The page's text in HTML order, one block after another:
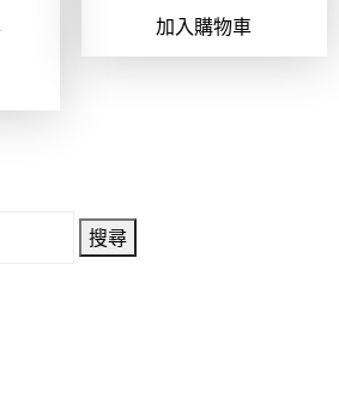
加入購物車
搜尋